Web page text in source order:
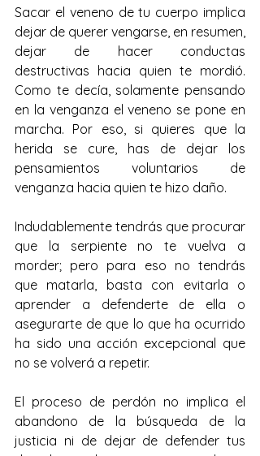
Sacar el veneno de tu cuerpo implica
dejar de querer vengarse, en resumen,
dejar de hacer conductas
destructivas hacia quien te mordió.
Como te decía, solamente pensando
en la venganza el veneno se pone en
marcha. Por eso, si quieres que la
herida se cure, has de dejar los
pensamientos voluntarios de
venganza hacia quien te hizo daño.
Indudablemente tendrás que procurar
que la serpiente no te vuelva a
morder; pero para eso no tendrás
que matarla, basta con evitarla o
aprender a defenderte de ella o
asegurarte de que lo que ha ocurrido
ha sido una acción excepcional que
no se volverá a repetir.
El proceso de perdón no implica el
abandono de la búsqueda de la
justicia ni de dejar de defender tus